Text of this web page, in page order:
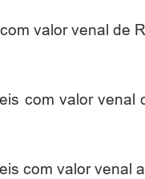
valor venal de
com valor
com valor venal